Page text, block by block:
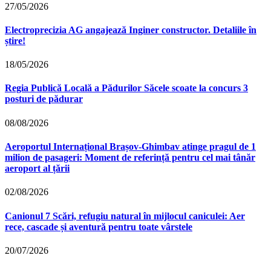
27/05/2026
Electroprecizia AG angajează Inginer constructor. Detaliile în
știre!
18/05/2026
Regia Publică Locală a Pădurilor Săcele scoate la concurs 3
posturi de pădurar
08/08/2026
Aeroportul Internațional Brașov‑Ghimbav atinge pragul de 1
milion de pasageri: Moment de referință pentru cel mai tânăr
aeroport al țării
02/08/2026
Canionul 7 Scări, refugiu natural în mijlocul caniculei: Aer
rece, cascade și aventură pentru toate vârstele
20/07/2026